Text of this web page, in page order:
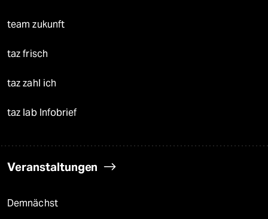
team zukunft
taz frisch
taz zahl ich
taz lab Infobrief
Veranstaltungen
Demnächst